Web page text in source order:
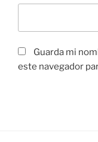
Guarda mi
este navegador